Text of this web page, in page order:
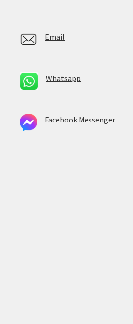
Email
Whatsapp
Facebook Messenger